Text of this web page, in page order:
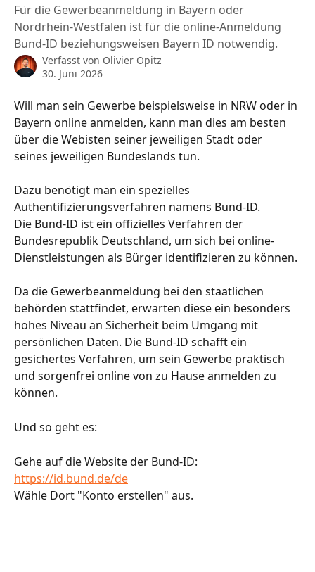
Für die Gewerbeanmeldung in Bayern oder
Nordrhein-Westfalen ist für die online-Anmeldung
Bund-ID beziehungsweisen Bayern ID notwendig.
Verfasst von Olivier Opitz
30. Juni 2026
Will man sein Gewerbe beispielsweise in NRW oder in
Bayern online anmelden, kann man dies am besten
über die Webisten seiner jeweiligen Stadt oder
seines jeweiligen Bundeslands tun.
Dazu benötigt man ein spezielles
Authentifizierungsverfahren namens Bund-ID.
Die Bund-ID ist ein offizielles Verfahren der
Bundesrepublik Deutschland, um sich bei online-
Dienstleistungen als Bürger identifizieren zu können.
Da die Gewerbeanmeldung bei den staatlichen
behörden stattfindet, erwarten diese ein besonders
hohes Niveau an Sicherheit beim Umgang mit
persönlichen Daten. Die Bund-ID schafft ein
gesichertes Verfahren, um sein Gewerbe praktisch
und sorgenfrei online von zu Hause anmelden zu
können.
Und so geht es:
Gehe auf die Website der Bund-ID:
https://id.bund.de/de
Wähle Dort "Konto erstellen" aus.